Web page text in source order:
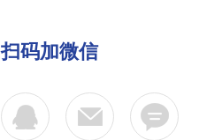
扫码加微信